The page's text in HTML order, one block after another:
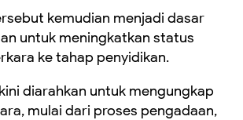
kemudian menjadi dasar
untuk meningkatkan status
ke tahap penyidikan.
diarahkan untuk mengungkap
mulai dari proses pengadaan,